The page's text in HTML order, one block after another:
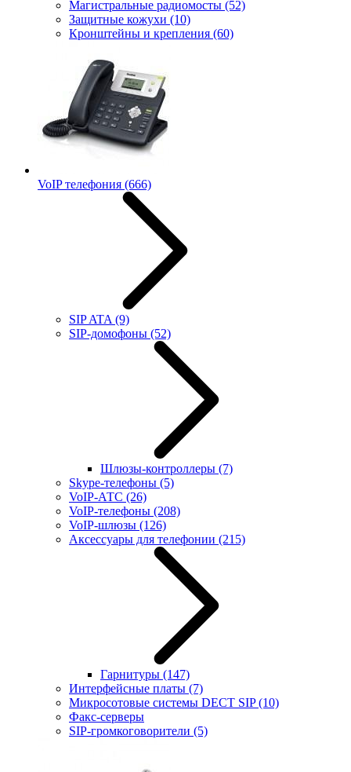
Магистральные радиомосты (52)
Защитные кожухи (10)
Кронштейны и крепления (60)
VoIP телефония (666)
SIP ATA (9)
SIP-домофоны (52)
Шлюзы-контроллеры (7)
Skype-телефоны (5)
VoIP-АТС (26)
VoIP-телефоны (208)
VoIP-шлюзы (126)
Аксессуары для телефонии (215)
Гарнитуры (147)
Интерфейсные платы (7)
Микросотовые системы DECT SIP(10)
Факс-серверы
SIP-громкоговорители (5)